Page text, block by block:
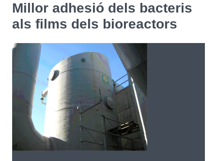
English Español
CERCAR
Millor adhesió dels bacteris
als films dels bioreactors